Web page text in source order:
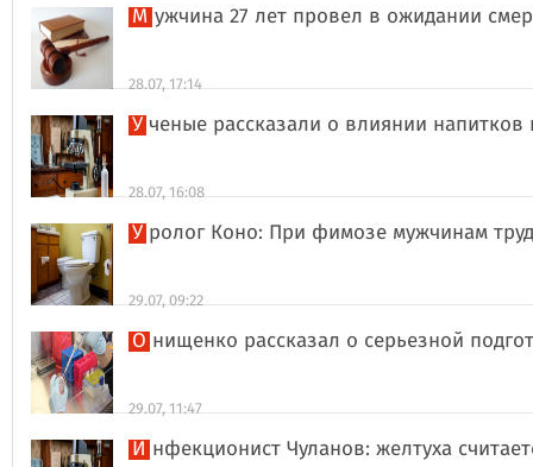
Мужчина 27 лет провел в ожидании
28.07, 17:14
Ученые рассказали о влиянии
28.07, 16:08
Уролог Коно: При фимозе мужчинам
29.07, 09:22
Онищенко рассказал о серьезной
29.07, 11:47
Инфекционист Чуланов: желтуха